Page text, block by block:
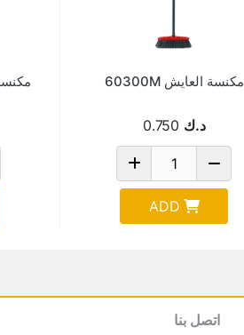
مكنسة العايش 60300M
د.ك 0.750
ADD
اتصل بنا